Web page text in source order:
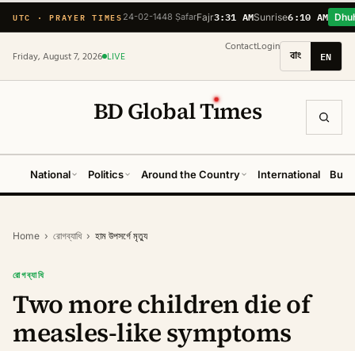
UTC · PRAYER TIMES 24-02-1448 ṢafarFajr3:31 AMSunrise6:10 AM
Friday, August 7, 2026 LIVE
ContactLogin
বাং EN
BD Global Tımes
National Politics Around the Country International
Home › রোগব্যাধি › হাম উপসর্গে মৃত্যু
রোগব্যাধি
Two more children die of
measles-like symptoms